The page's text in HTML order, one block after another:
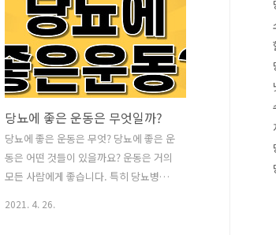
도 좋다고 해서, 당뇨만큼이나 신경을 많
이 쓰고 있습니다. 오늘은 지방간에 좋은
음식에 대해 알아보겠습니다. 지방간이라
는 병에 가장 좋은 치료법이라 말할 수 있
는 것은 식이요법과 체중감량이라고 하네
요. 지나고 보니 먹는 기쁨이 이리 좋은 것
이였는지 다시 한번 절실하고도 절실히
느끼는 중입니다. 유튜브 먹방이 정말 진
실되게 다가오기는 첨입니다. ㅎㅎ 식이
인..
당뇨에 좋은 운동은 무엇일까?
당뇨에 좋은 운동은 무엇? 당뇨에 좋은 운
동은 어떤 것들이 있을까요? 운동은 거의
모든 사람에게 좋습니다. 특히 당뇨병이
2021. 4. 26.